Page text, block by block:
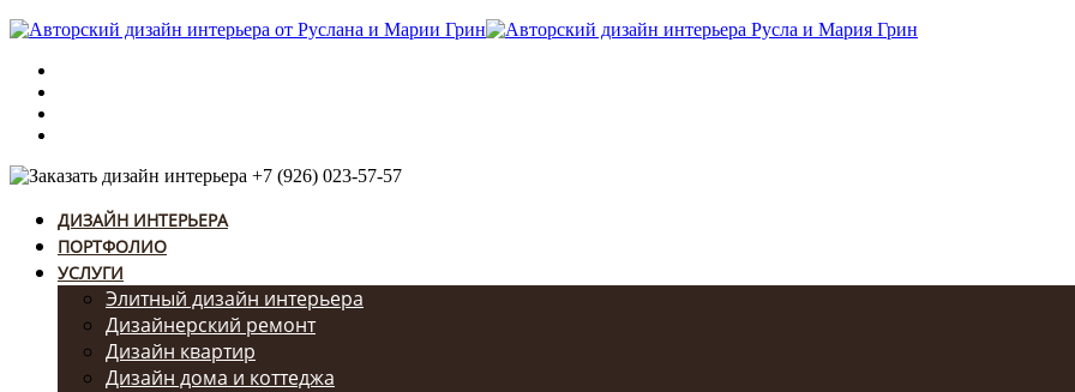
+7 (926) 023-57-57
ДИЗАЙН ИНТЕРЬЕРА
ПОРТФОЛИО
УСЛУГИ
Элитный дизайн интерьера
Дизайнерский ремонт
Дизайн квартир
Дизайн дома и коттеджа